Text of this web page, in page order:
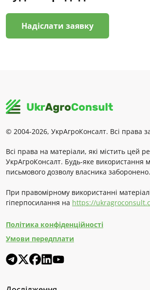
Надіслати заявку
© 2004-2026, УкрАгроКонсалт. Всі права
Всі права на матеріали, які містить цей
УкрАгроКонсалт. Будь-яке використання
письмового дозволу власника заборонено.
При правомірному використанні
гіперпосилання на https://
Політика конфіденційності
Умови передплати